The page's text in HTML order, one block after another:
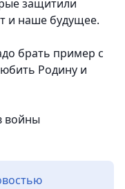
защитили
и наше будущее.
брать пример с
Родину и
войны